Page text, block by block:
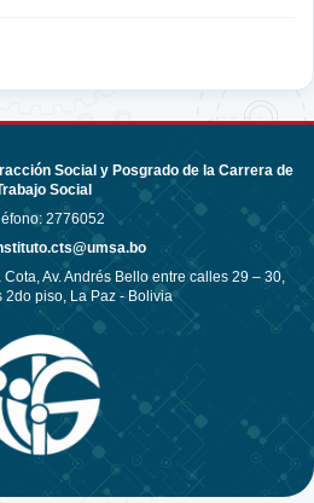
Social y Posgrado de la Carrera de
Social
2776052
Av. Andrés Bello entre calles 29 – 30,
2do piso, La Paz - Bolivia